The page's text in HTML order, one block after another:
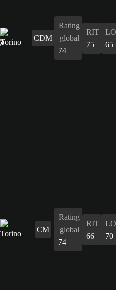
CDM
Rating
global
74
RIT
75
65
CM
Rating
global
74
RIT
66
70